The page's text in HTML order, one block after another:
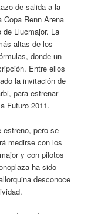
de salida a la
Renn Arena
de Llucmajor. La
altas de los
donde un
Entre ellos
la invitación de
para estrenar
Futuro 2011.
estreno, pero se
medirse con los
y con pilotos
ha sido
desconoce